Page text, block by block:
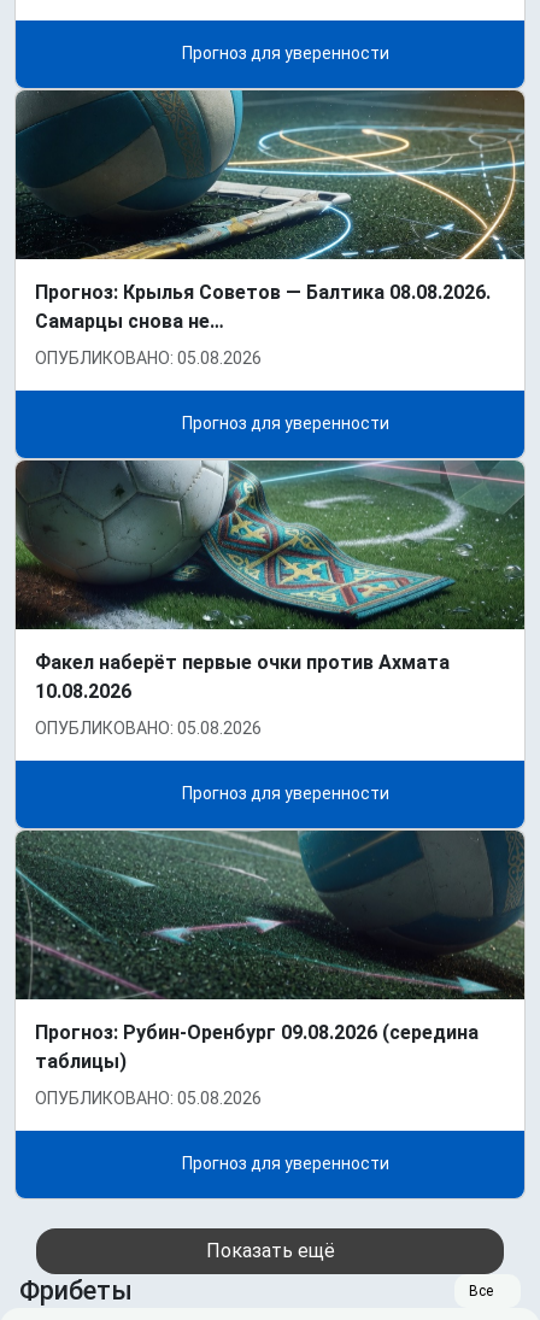
Прогноз для уверенности
Прогноз: Крылья Советов — Балтика 08.08.2026.
Самарцы снова не…
ОПУБЛИКОВАНО: 05.08.2026
Прогноз для уверенности
Факел наберёт первые очки против Ахмата
10.08.2026
ОПУБЛИКОВАНО: 05.08.2026
Прогноз для уверенности
Прогноз: Рубин-Оренбург 09.08.2026 (середина
таблицы)
ОПУБЛИКОВАНО: 05.08.2026
Прогноз для уверенности
Показать ещё
Фрибеты Все